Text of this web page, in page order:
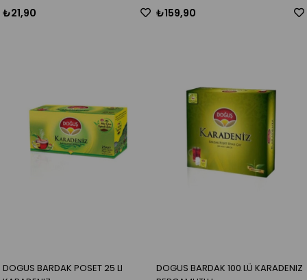
₺21,90 ₺159,90
DOGUS BARDAK POSET 25 LI
DOGUS BARDAK 100 LÜ KARADENIZ